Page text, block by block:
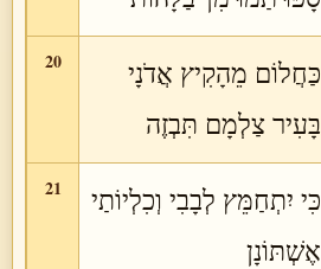
20
כַּחֲלוֹם מֵהָקִיץ אֲדֹנָי
בָּעִיר צַלְמָם תִּבְזֶה
21
כִּי יִתְחַמֵּץ לְבָבִי וְכִלְיוֹתַי
אֶשְׁתּוֹנָן